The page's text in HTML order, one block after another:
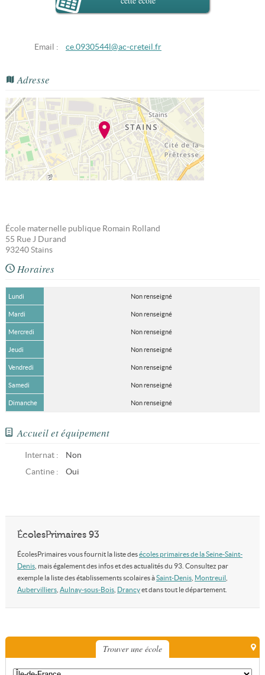
Email : ce.0930544l@ac-creteil.fr
Adresse
École maternelle publique Romain Rolland
55 Rue J Durand
93240 Stains
Horaires
Lundi Non renseigné
Mardi Non renseigné
Mercredi Non renseigné
Jeudi Non renseigné
Vendredi Non renseigné
Samedi Non renseigné
Dimanche Non renseigné
Accueil et équipement
Internat :
Non
Cantine :
Oui
ÉcolesPrimaires 93
ÉcolesPrimaires vous fournit la liste desécoles primaires de la Seine-Saint-
Denis, mais également des infos et des actualités du 93. Consultez par
exemple la liste des établissements scolaires àSaint-Denis, Montreuil
Aubervilliers, Aulnay-sous-Bois, Drancyet dans tout le département.
Trouver une école